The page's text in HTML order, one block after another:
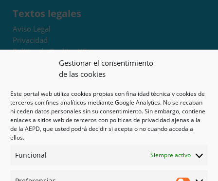
Gestionar el consentimiento
de las cookies
Este portal web utiliza cookies propias con finalidad técnica y cookies de
terceros con fines analíticos mediante Google Analytics. No se recaban
ni ceden datos personales sin su consentimiento. Sin embargo, contiene
enlaces a sitios web de terceros con políticas de privacidad ajenas a la
de la AEPD, que usted podrá decidir si acepta o no cuando acceda a
ellos.
Funcional Siempre activo
Textos legales
Aviso Legal
Privacidad
Política de Cookies UE
Términos y condiciones
Exoneración de responsabilidad
Mapa del sitio
Mi cuenta
Tienda
Psicología en Murcia
Guías